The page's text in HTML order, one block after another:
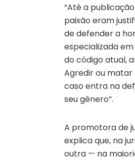
“Até a
paixão eram
de defender a
especializada em
do código atual,
Agredir ou matar
caso entra na
seu gênero”.
A promotora de
explica que, na
outra — na